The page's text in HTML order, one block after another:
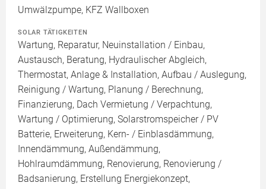
Umwälzpumpe, KFZ Wallboxen
SOLAR TÄTIGKEITEN
Wartung, Reparatur, Neuinstallation / Einbau,
Austausch, Beratung, Hydraulischer Abgleich,
Thermostat, Anlage & Installation, Aufbau / Auslegung,
Reinigung / Wartung, Planung / Berechnung,
Finanzierung, Dach Vermietung / Verpachtung,
Wartung / Optimierung, Solarstromspeicher / PV
Batterie, Erweiterung, Kern- / Einblasdämmung,
Innendämmung, Außendämmung,
Hohlraumdämmung, Renovierung, Renovierung /
Badsanierung, Erstellung Energiekonzept,